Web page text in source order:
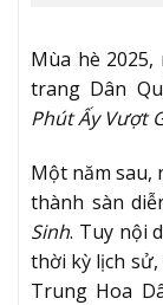
Mùa hè
trang Dân
Phút Ấy Vượt
Một năm sau,
thành sàn
Sinh. Tuy nội
thời kỳ lịch
Trung Hoa